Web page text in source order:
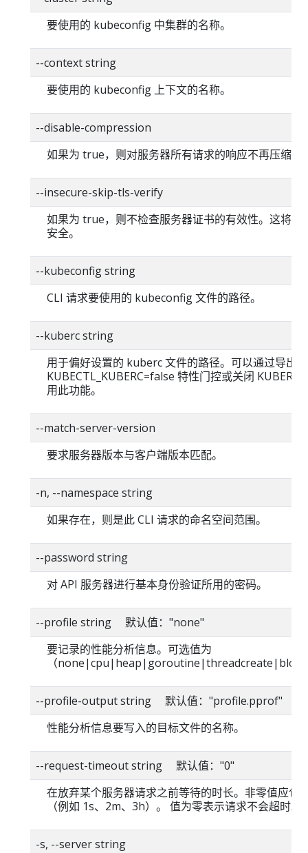
要使用的 kubeconfig 中集群的名称。
--context string
要使用的 kubeconfig 上下文的名称。
--disable-compression
如果为 true，则对服务器所有请求的响应不再压缩。
--insecure-skip-tls-verify
如果为 true，则不检查服务器证书的有效性。这将使
安全。
--kubeconfig string
CLI 请求要使用的 kubeconfig 文件的路径。
--kuberc string
用于偏好设置的 kuberc 文件的路径。可以通过导出
KUBECTL_KUBERC=false 特性门控或关闭
用此功能。
--match-server-version
要求服务器版本与客户端版本匹配。
-n, --namespace string
如果存在，则是此 CLI 请求的命名空间范围。
--password string
对 API 服务器进行基本身份验证所用的密码。
--profile string 默认值："none"
要记录的性能分析信息。可选值为
（
--profile-output string 默认值："profile.pprof"
性能分析信息要写入的目标文件的名称。
--request-timeout string 默认值："0"
在放弃某个服务器请求之前等待的时长。非零值应包
（例如 1s、2m、3h）。 值为零表示请求不会超时。
-s, --server string